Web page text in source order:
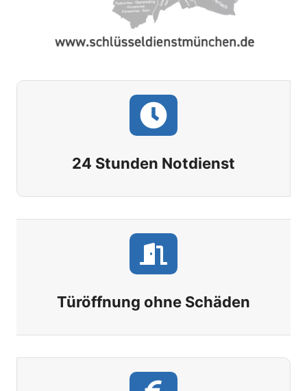
24 Stunden Notdienst
Türöffnung ohne Schäden